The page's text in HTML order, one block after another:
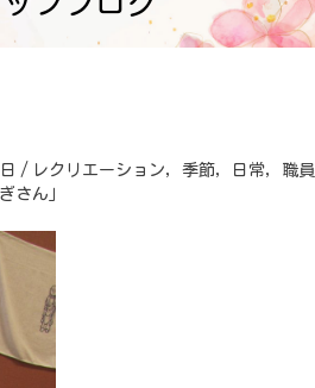
/ レクリエーション, 季節, 日常, 職員
さん」